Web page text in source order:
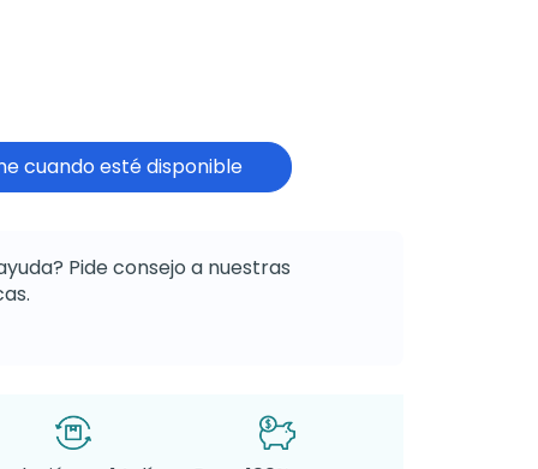
cuando esté disponible
Pide consejo a nuestras